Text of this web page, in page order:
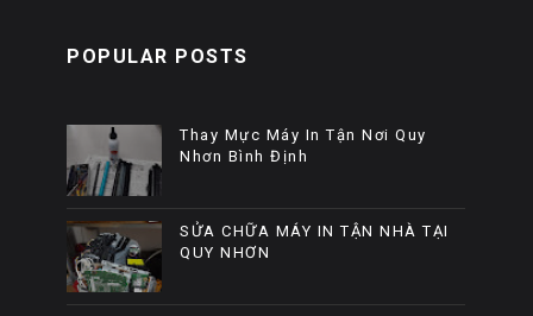
POPULAR POSTS
Thay Mực Máy In Tận Nơi Quy
Nhơn Bình Định
SỬA CHỮA MÁY IN TẬN NHÀ TẠI
QUY NHƠN